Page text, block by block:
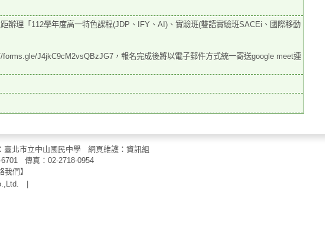
辦理「112學年度高一特色課程(JDP、IFY、AI)、實驗班(雙語實驗班SACEi、國際移動
J4jkC9cM2vsQBzJG7，報名完成後將以電子郵件方式統一寄送google meet連
北市立中山國民中學 網頁維護：資訊組
傳真： 02-2718-0954
我們 】